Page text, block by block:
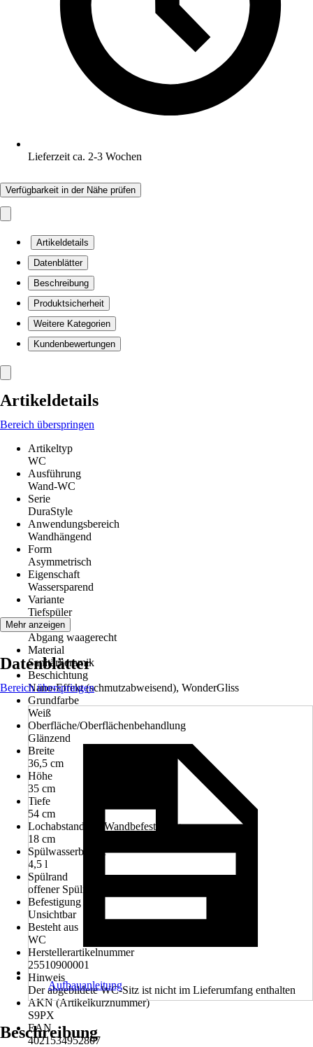
Lieferzeit ca. 2-3 Wochen
Verfügbarkeit in der Nähe prüfen
Artikeldetails
Datenblätter
Beschreibung
Produktsicherheit
Weitere Kategorien
Kundenbewertungen
Artikeldetails
Bereich überspringen
Artikeltyp
WC
Ausführung
Wand-WC
Serie
DuraStyle
Anwendungsbereich
Wandhängend
Form
Asymmetrisch
Eigenschaft
Wassersparend
Variante
Tiefspüler
Abgang
Abgang waagerecht
Material
Sanitärkeramik
Beschichtung
Nano-Effekt (schmutzabweisend), WonderGliss
Grundfarbe
Weiß
Oberfläche/Oberflächenbehandlung
Glänzend
Breite
36,5 cm
Höhe
35 cm
Tiefe
54 cm
Lochabstand der Wandbefestigung
18 cm
Spülwasserbedarf
4,5 l
Spülrand
offener Spülrand
Befestigung WC
Unsichtbar
Besteht aus
WC
Herstellerartikelnummer
25510900001
Hinweis
Der abgebildete WC-Sitz ist nicht im Lieferumfang enthalten
AKN (Artikelkurznummer)
S9PX
EAN
4021534952807
Mehr anzeigen
Datenblätter
Bereich überspringen
Aufbauanleitung
Beschreibung